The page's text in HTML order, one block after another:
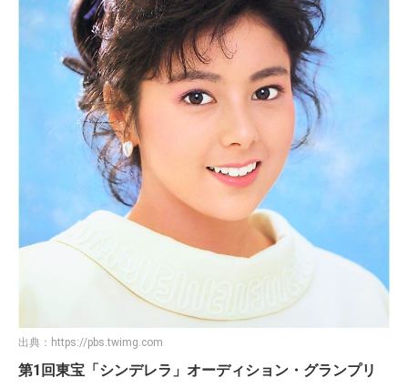
出典： https://pbs.twimg.com
第1回東宝「シンデレラ」オーディション・グランプリ